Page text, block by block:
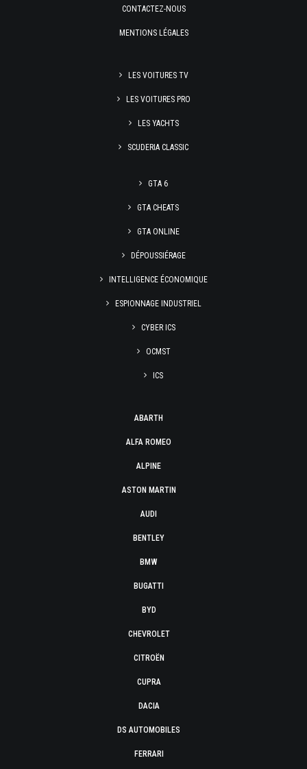
CONTACTEZ-NOUS
MENTIONS LÉGALES
LES VOITURES TV
LES VOITURES PRO
LES YACHTS
SCUDERIA CLASSIC
GTA 6
GTA CHEATS
GTA ONLINE
DÉPOUSSIÉRAGE
INTELLIGENCE ÉCONOMIQUE
ESPIONNAGE INDUSTRIEL
CYBER ICS
OCMST
ICS
ABARTH
ALFA ROMEO
ALPINE
ASTON MARTIN
AUDI
BENTLEY
BMW
BUGATTI
BYD
CHEVROLET
CITROËN
CUPRA
DACIA
DS AUTOMOBILES
FERRARI